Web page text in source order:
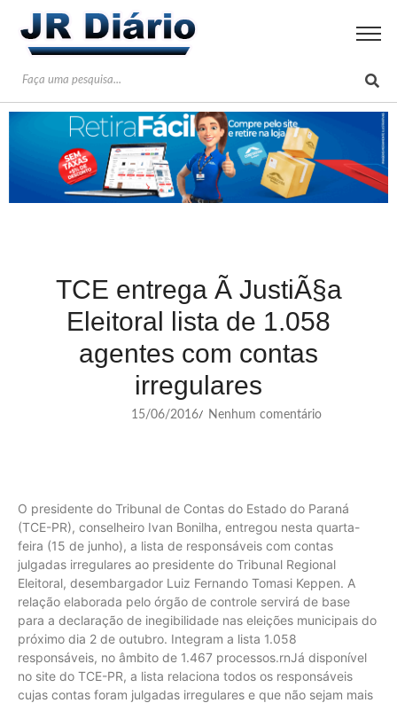
TCE entrega Ã JustiÃ§a
Eleitoral lista de 1.058
agentes com contas
irregulares
15/06/2016/ Nenhum comentário
O presidente do Tribunal de Contas do Estado do Paraná
(TCE-PR), conselheiro Ivan Bonilha, entregou nesta quarta-
feira (15 de junho), a lista de responsáveis com contas
julgadas irregulares ao presidente do Tribunal Regional
Eleitoral, desembargador Luiz Fernando Tomasi Keppen. A
relação elaborada pelo órgão de controle servirá de base
para a declaração de inegibilidade nas eleições municipais do
próximo dia 2 de outubro. Integram a lista 1.058
responsáveis, no âmbito de 1.467 processos.rnJá disponível
no site do TCE-PR, a lista relaciona todos os responsáveis
cujas contas foram julgadas irregulares e que não sejam mais